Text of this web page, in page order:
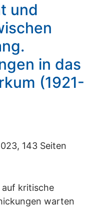
und
in das
(1921-
143 Seiten
auf kritische
warten